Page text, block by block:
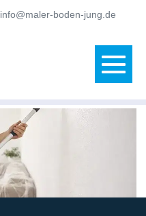
info@maler-boden-jung.de